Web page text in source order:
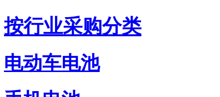
按行业采购分类
电动车电池